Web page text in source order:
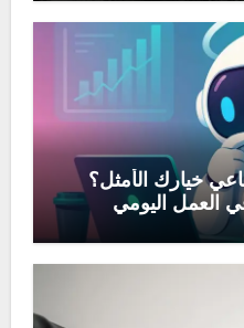
خيارك الأمثل؟
العمل اليومي